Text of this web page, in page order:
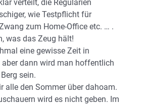
verteilt, die Regularien
wie Testpflicht für
zum Home-Office etc. … .
was das Zeug hält!
eine gewisse Zeit in
aber dann wird man hoffentlich
sein.
alle den Sommer über dahoam.
wird es nicht geben. Im